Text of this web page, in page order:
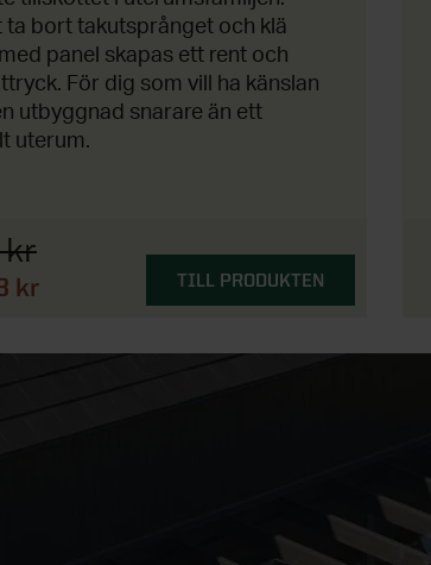
ta bort takutsprånget och klä
panel skapas ett rent och
För dig som vill ha känslan
utbyggnad snarare än ett
uterum.
kr
kr TILL PRODUKTEN